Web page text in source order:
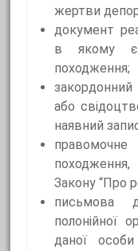
жертви
документ
в якому є
походження;
або
наявний
Закону “Про
письмова
полонійної
даної